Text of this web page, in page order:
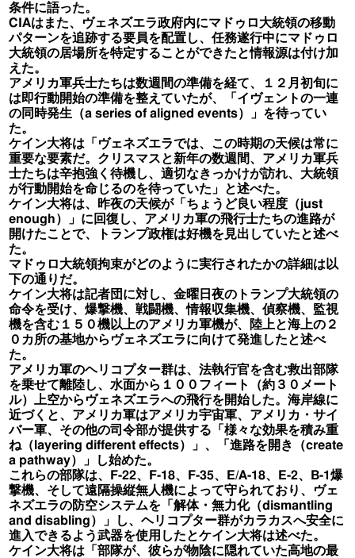
条件に語った。
CIAはまた、ヴェネズエラ政府内にマドゥロ大統領の移動
パターンを追跡する要員を配置し、任務遂行中にマドゥロ
大統領の居場所を特定することができたと情報源は付け加
えた。
アメリカ軍兵士たちは数週間の準備を経て、１２月初旬に
は即行動開始の準備を整えていたが、「イヴェントの一連
の同時発生（a series of aligned events）」を待ってい
た。
ケイン大将は「ヴェネズエラでは、この時期の天候は常に
重要な要素だ。クリスマスと新年の数週間、アメリカ軍兵
士たちは辛抱強く待機し、適切なきっかけが訪れ、大統領
が行動開始を命じるのを待っていた」と述べた。
ケイン大将は、昨夜の天候が「ちょうど良い程度（just
enough）」に回復し、アメリカ軍の飛行士たちの進路が
開けたことで、トランプ政権は好機を見出していたと述べ
た。
マドゥロ大統領拘束がどのように実行されたかの詳細は以
下の通りだ。
ケイン大将は記者団に対し、金曜日夜のトランプ大統領の
命令を受け、爆撃機、戦闘機、情報収集機、偵察機、監視
機を含む１５０機以上のアメリカ軍機が、陸上と海上の２
０カ所の基地からヴェネズエラに向けて発進したと述べ
た。
アメリカ軍のヘリコプター群は、法執行官を含む救出部隊
を乗せて離陸し、水面から１００フィート（約３０メート
ル）上空からヴェネズエラへの飛行を開始した。海岸線に
近づくと、アメリカ軍はアメリカ宇宙軍、アメリカ・サイ
バー軍、その他の司令部が提供する「様々な効果を積み重
ね（layering different effects）」、「進路を開き（create
a pathway）」し始めた。
これらの部隊は、F-22、F-18、F-35、E/A-18、E-2、B-1爆
撃機、そして遠隔操縦無人機によって守られており、ヴェ
ネズエラの防空システムを「解体・無力化（dismantling
and disabling）」し、ヘリコプター群がカラカスへ安全に
進入できるよう武器を使用したとケイン大将は述べた。
ケイン大将は「部隊が、彼らが物陰に隠れていた高地の最